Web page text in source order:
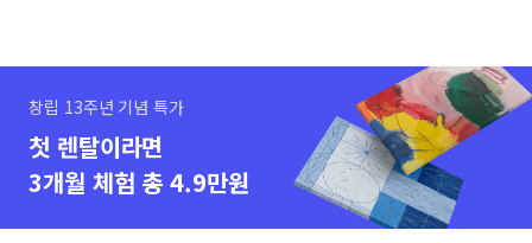
창립 13주년 기념 특가
첫 렌탈이라면
3개월 체험 총 4.9만원